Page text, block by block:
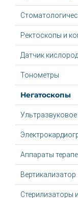
Ректоскопы и
Датчик
Тонометры
Негатоскопы
Аппараты
Вертикализатор
Стерилизаторы